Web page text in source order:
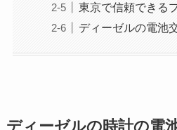
東京で信頼できる
ディーゼルの電池
ディーゼルの時計の電